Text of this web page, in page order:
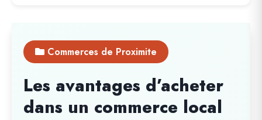
Commerces de Proximite
Les avantages d’acheter
dans un commerce local